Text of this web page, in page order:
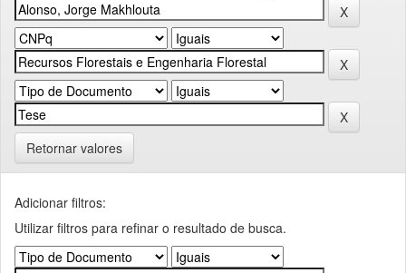
Retornar valores
Adicionar filtros:
Utilizar filtros para refinar o resultado de busca.